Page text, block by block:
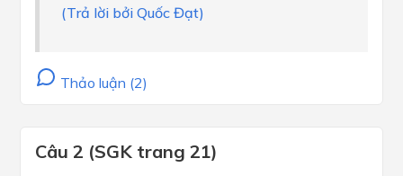
(Trả lời bởi Quốc Đạt)
Thảo luận (2)
Câu 2 (SGK trang 21)